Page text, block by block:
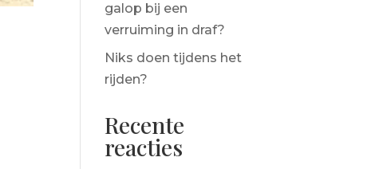
galop bij een
verruiming in draf?
Niks doen tijdens het
rijden?
Recente
reacties